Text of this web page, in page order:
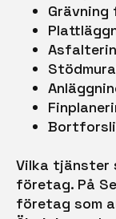
Vilka tjänster
företag. På
företag som